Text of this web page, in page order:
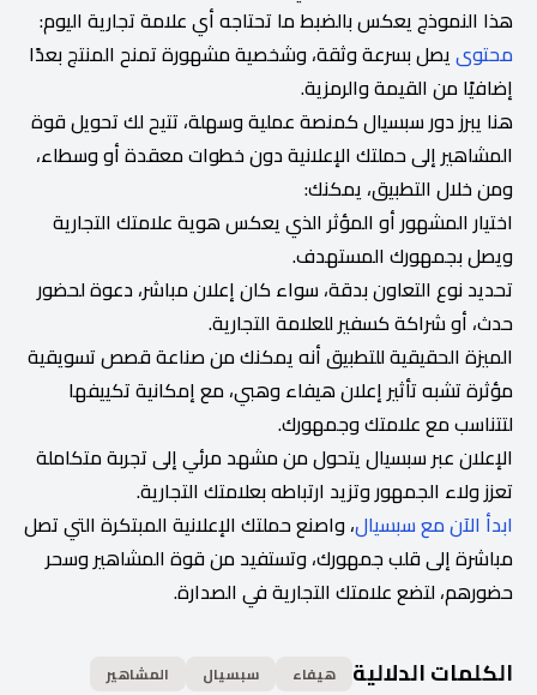
هذا النموذج يعكس بالضبط ما تحتاجه أي علامة تجارية اليوم:
محتوى يصل بسرعة وثقة، وشخصية مشهورة تمنح المنتج بعدًا
إضافيًا من القيمة والرمزية.
هنا يبرز دور سبسيال كمنصة عملية وسهلة، تتيح لك تحويل قوة
المشاهير إلى حملتك الإعلانية دون خطوات معقدة أو وسطاء،
ومن خلال التطبيق، يمكنك:
اختيار المشهور أو المؤثر الذي يعكس هوية علامتك التجارية
ويصل بجمهورك المستهدف.
تحديد نوع التعاون بدقة، سواء كان إعلان مباشر، دعوة لحضور
حدث، أو شراكة كسفير للعلامة التجارية.
الميزة الحقيقية للتطبيق أنه يمكنك من صناعة قصص تسويقية
مؤثرة تشبه تأثير إعلان هيفاء وهبي، مع إمكانية تكييفها
لتتناسب مع علامتك وجمهورك.
الإعلان عبر سبسيال يتحول من مشهد مرئي إلى تجربة متكاملة
تعزز ولاء الجمهور وتزيد ارتباطه بعلامتك التجارية.
ابدأ الآن مع سبسيال، واصنع حملتك الإعلانية المبتكرة التي تصل
مباشرة إلى قلب جمهورك، وتستفيد من قوة المشاهير وسحر
حضورهم، لتضع علامتك التجارية في الصدارة.
الكلمات الدلالية هيفاء سبسيال المشاهير